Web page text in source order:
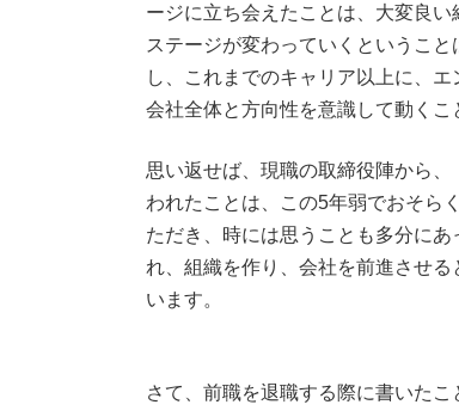
ージに立ち会えたことは、大変良い
ステージが変わっていくというこ
し、これまでのキャリア以上に、
会社全体と方向性を意識して動くこ
思い返せば、現職の取締役陣から
われたことは、この5年弱でおそら
ただき、時には思うことも多分に
れ、組織を作り、会社を前進させ
います。
さて、前職を退職する際に書いたこ